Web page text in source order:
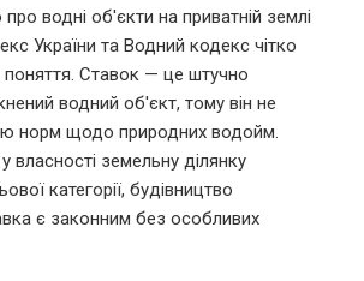
водні об'єкти на приватній землі
України та Водний кодекс чітко
Ставок — це штучно
водний об'єкт, тому він не
норм щодо природних водойм.
власності земельну ділянку
категорії, будівництво
є законним без особливих